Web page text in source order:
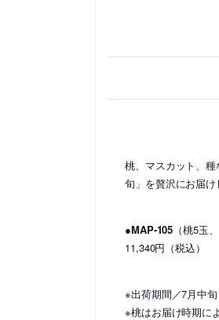
桃、マスカット、
旬」を贅沢にお届け
●MAP-105 （桃5玉
11,340円（税込）
※出荷期間／7月中
※桃はお届け時期に